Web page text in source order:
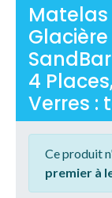
4
Verres :
Ce produit
premier à